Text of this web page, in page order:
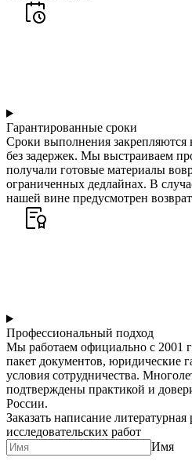
Гарантированные сроки
Сроки выполнения закрепляются
без задержек. Мы выстраиваем
получали готовые материалы
ограниченных дедлайнах. В
нашей вине предусмотрен возврат
Профессиональный подход
Мы работаем официально с 2001
пакет документов, юридические
условия сотрудничества.
подтверждены практикой и
России.
Заказать написание
исследовательских работ
Имя